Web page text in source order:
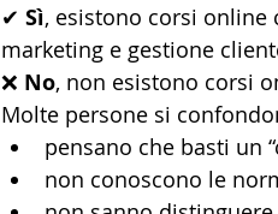
✔ Sì, esistono corsi online
marketing e gestione
❌ No, non esistono corsi
Molte persone si
pensano che basti un
non conoscono le